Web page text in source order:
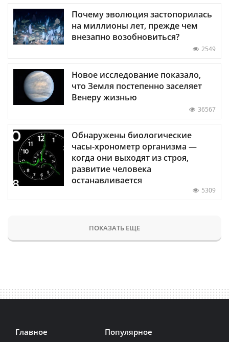
Почему эволюция застопорилась
на миллионы лет, прежде чем
внезапно возобновиться?
2549
Новое исследование показало,
что Земля постепенно заселяет
Венеру жизнью
36567
Обнаружены биологические
часы-хронометр организма —
когда они выходят из строя,
развитие человека
останавливается
5309
ПОКАЗАТЬ ЕЩЕ
Главное Популярное